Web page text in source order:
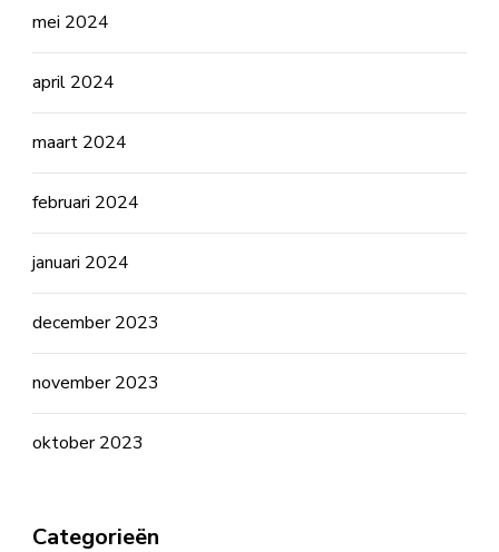
mei 2024
april 2024
maart 2024
februari 2024
januari 2024
december 2023
november 2023
oktober 2023
Categorieën